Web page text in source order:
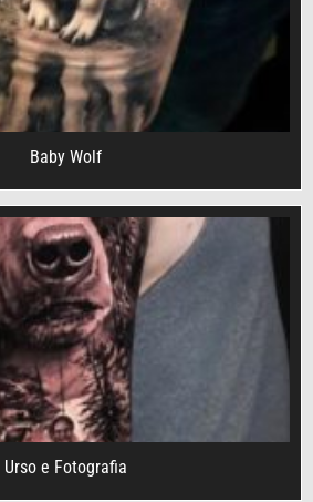
Baby Wolf
Urso e Fotografia